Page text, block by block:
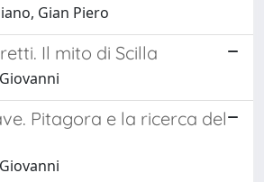
Gian Piero
Il mito di Scilla
Pitagora e la ricerca del